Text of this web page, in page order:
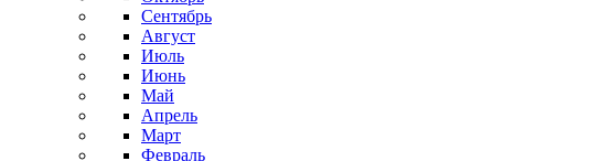
Сентябрь
Август
Июль
Июнь
Май
Апрель
Март
Февраль